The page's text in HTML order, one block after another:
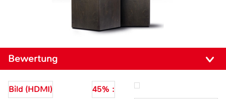
Bewertung
Bild (HDMI) 45% :